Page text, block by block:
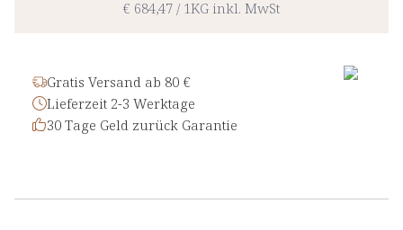
€ 684,47 / 1KG inkl. MwSt
Gratis Versand ab 80 €
Lieferzeit 2-3 Werktage
30 Tage Geld zurück Garantie